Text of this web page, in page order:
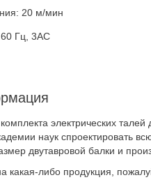
20 м/мин
60 Гц, 3AC
электрических
наук спроектировать
двутавровой балки и
какая-либо продукция,